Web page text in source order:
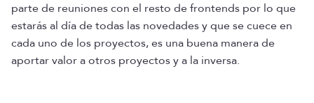
parte de reuniones con el resto de frontends por lo que
estarás al día de todas las novedades y que se cuece en
cada uno de los proyectos, es una buena manera de
aportar valor a otros proyectos y a la inversa.